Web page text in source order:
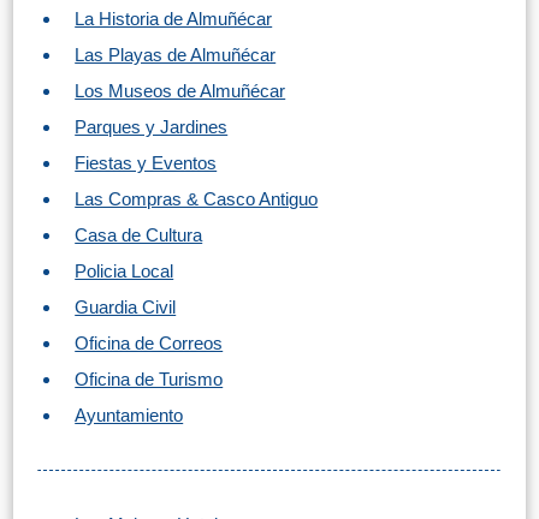
La Historia de Almuñécar
Las Playas de Almuñécar
Los Museos de Almuñécar
Parques y Jardines
Fiestas y Eventos
Las Compras & Casco Antiguo
Casa de Cultura
Policia Local
Guardia Civil
Oficina de Correos
Oficina de Turismo
Ayuntamiento